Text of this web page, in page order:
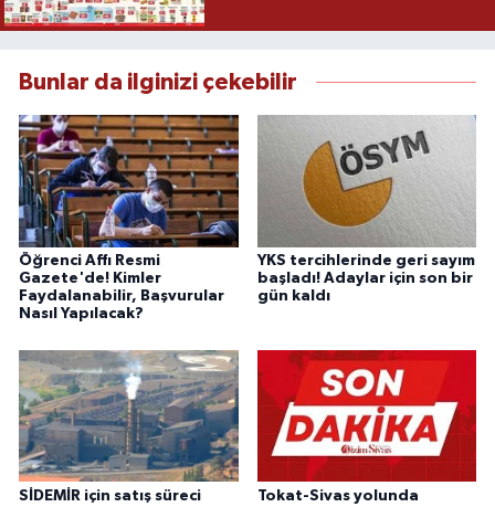
Bunlar da ilginizi çekebilir
Öğrenci Affı Resmi
Gazete'de! Kimler
Faydalanabilir, Başvurular
Nasıl Yapılacak?
YKS tercihlerinde geri sayım
başladı! Adaylar için son bir
gün kaldı
SİDEMİR için satış süreci
Tokat-Sivas yolunda